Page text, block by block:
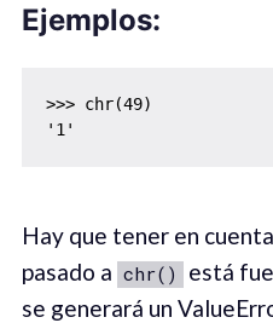
Ejemplos:
>>> chr(49)
'1'
Hay que tener en
pasado a chr()
está
se generará un